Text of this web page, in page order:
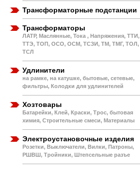
Трансформаторные подстанции
Трансформаторы
ЛАТР, Маслянные, Тока , Напряжения, ТТИ,
ТТЭ, ТОП, ОСО, ОСМ, ТСЗИ, ТМ, ТМГ, ТОЛ,
ТСЛ
Удлинители
на рамке, на катушке, бытовые, сетевые,
фильтры, Колодки для удлинителей
Хозтовары
Батарейки, Клей, Краски, Трос, бытовая
химия, Строительные смеси, Материалы
Электроустановочные изделия
Розетки, Выключатели, Вилки, Патроны,
РШВШ, Тройники, Штепсельные разъе